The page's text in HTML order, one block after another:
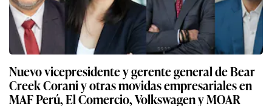
Nuevo vicepresidente y gerente general de Bear
Creek Corani y otras movidas empresariales en
MAF Perú, El Comercio, Volkswagen y MOAR